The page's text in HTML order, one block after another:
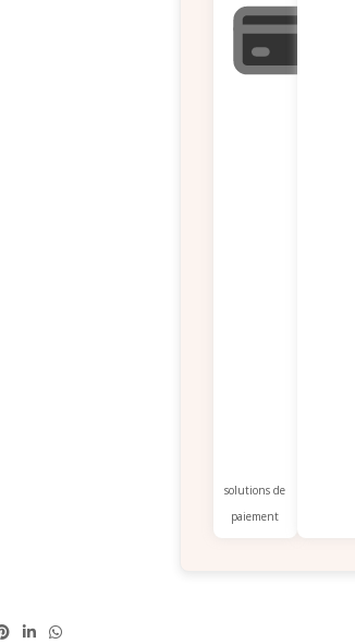
solutions de
paiement